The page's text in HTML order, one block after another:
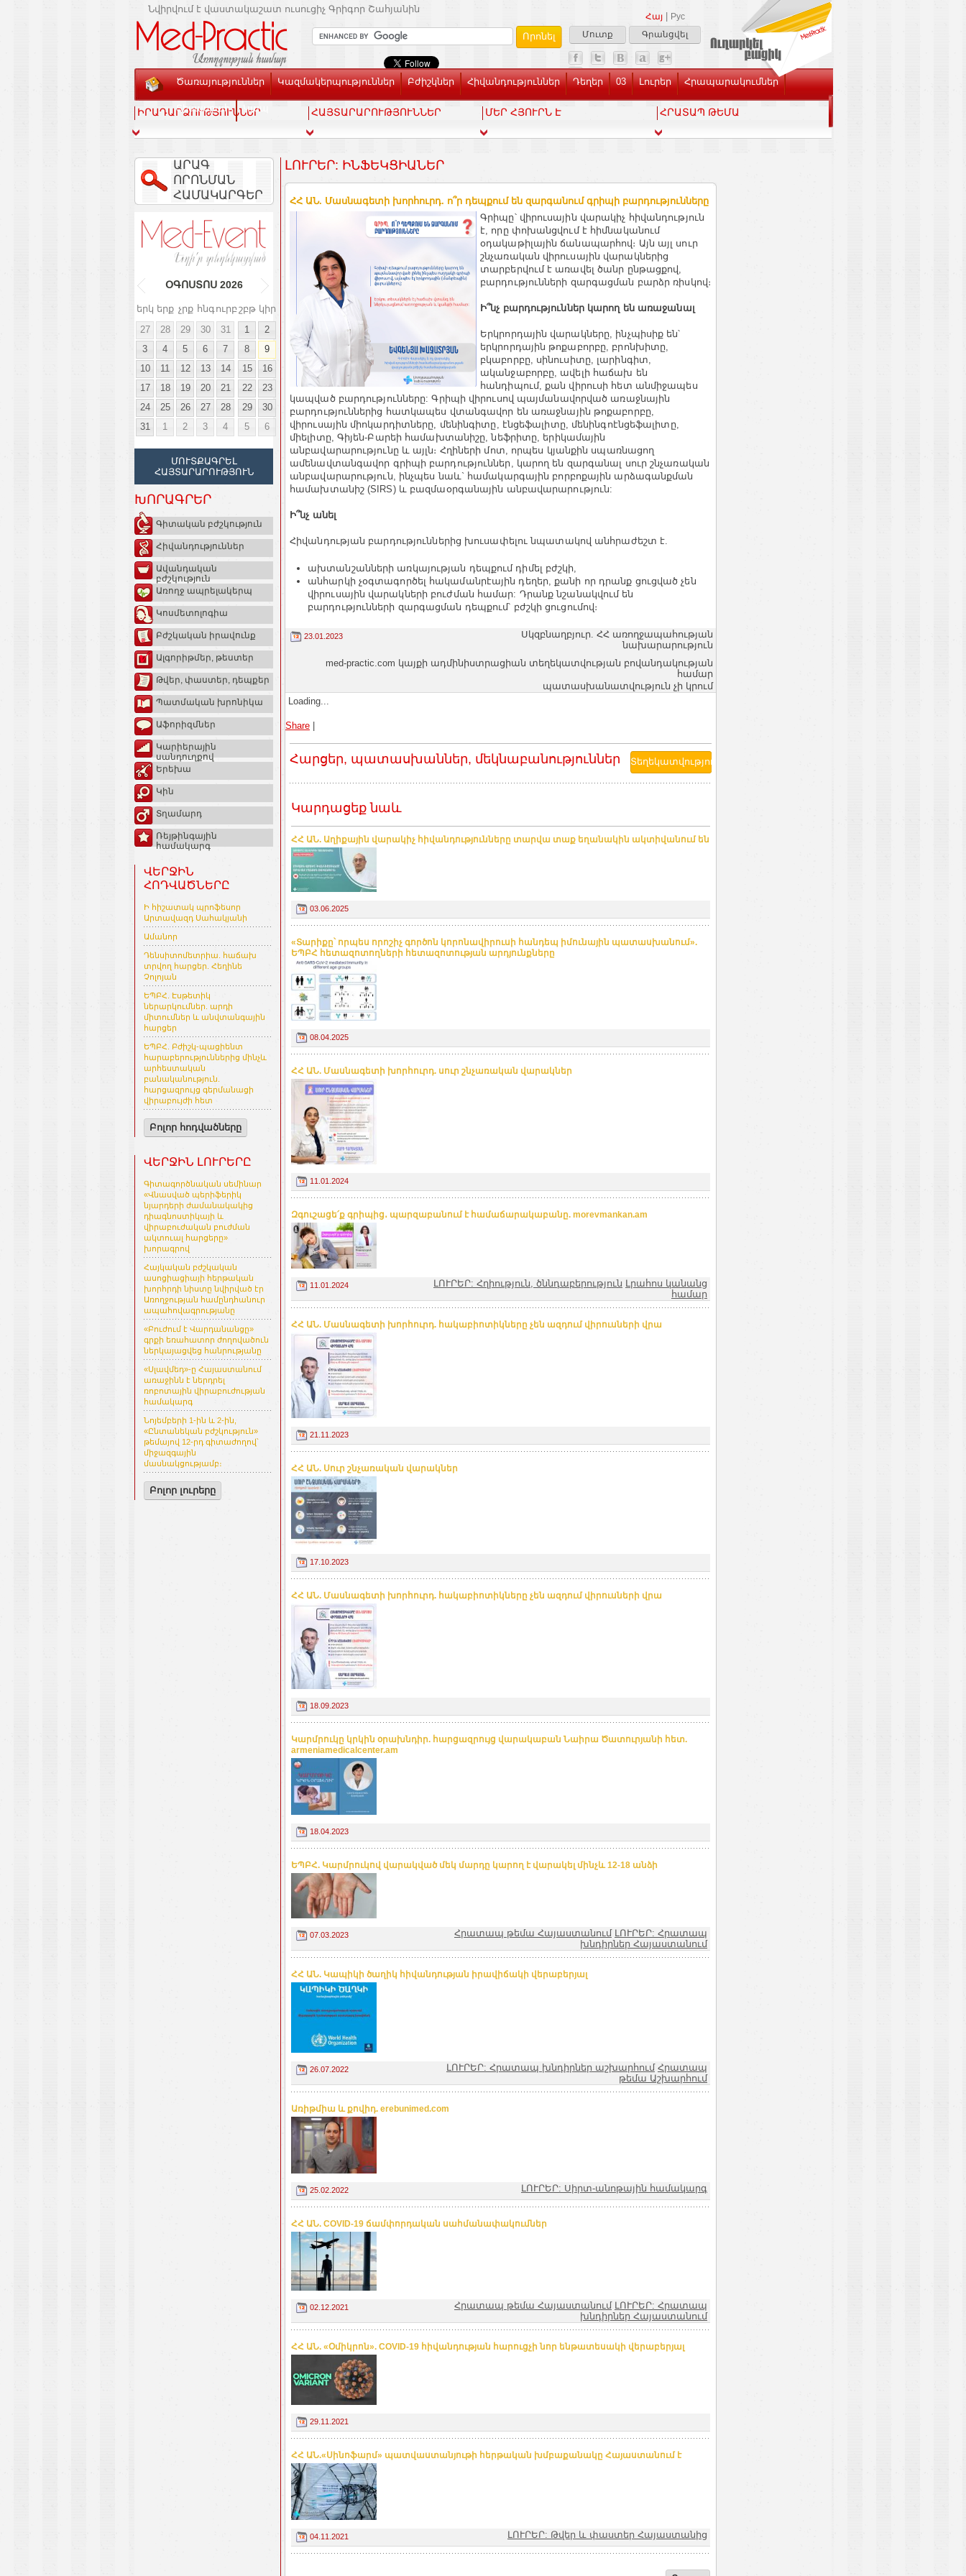
Հայ
Рус
Մուտք
Գրանցվել
Նվիրվում է վաստակաշատ ուսուցիչ Գրիգոր Շահյանին
Ծառայություններ Կազմակերպություններ Բժիշկներ Հիվանդություններ Դեղեր 03 Լուրեր Հրապարակումներ
Տեսասրահ Կապ
ԻՐԱԴԱՐՁՈՒԹՅՈՒՆՆԵՐ ՀԱՅՏԱՐԱՐՈՒԹՅՈՒՆՆԵՐ ՄԵՐ ՀՅՈՒՐՆ Է ՀՐԱՏԱՊ ԹԵՄԱ
ԱՐԱԳ
ՈՐՈՆՄԱՆ
ՀԱՄԱԿԱՐԳԵՐ
ՕԳՈՍՏՈՍ 2026
երկ երք չրք հնգուրբ շբթ կիր
27
28 29 30 31 1
2
3
4 5 6 7 8
9
10
11 12 13 14 15
16
17
18 19 20 21 22
23
24
25 26 27 28 29
30
31
1 2 3 4 5 6
ՄՈՒՏՔԱԳՐԵԼ
ՀԱՅՏԱՐԱՐՈՒԹՅՈՒՆ
ԽՈՐԱԳՐԵՐ
Գիտական բժշկություն
Հիվանդություններ
Ավանդական
բժշկություն
Առողջ ապրելակերպ
Կոսմետոլոգիա
Բժշկական իրավունք
Ալգորիթմեր, թեստեր
Թվեր, փաստեր, դեպքեր
Պատմական խրոնիկա
Աֆորիզմներ
Կարիերային
սանդուղքով
Երեխա
Կին
Տղամարդ
Ռեյթինգային
համակարգ
ՎԵՐՋԻՆ
ՀՈԴՎԱԾՆԵՐԸ
Ի հիշատակ պրոֆեսոր
Արտավազդ Սահակյանի
Ամանոր
Դենսիտոմետրիա. հաճախ
տրվող հարցեր. Հեղինե
Չոլոյան
ԵՊԲՀ. Էսթետիկ
ներարկումներ. արդի
միտումներ և անվտանգային
հարցեր
ԵՊԲՀ. Բժիշկ-պացիենտ
հարաբերություններից մինչև
արհեստական
բանականություն.
հարցազրույց գերմանացի
վիրաբույժի հետ
Բոլոր հոդվածները
ՎԵՐՋԻՆ ԼՈՒՐԵՐԸ
Գիտագործնական սեմինար
«Վնասված պերիֆերիկ
նյարդերի ժամանակակից
դիագնոստիկայի և
վիրաբուժական բուժման
ակտուալ հարցերը»
խորագրով
Հայկական բժշկական
ասոցիացիայի հերթական
խորհրդի նիստը նվիրված էր
Առողջության համընդհանուր
ապահովագրությանը
«Բուժում է Վարդանանցը»
գրքի եռահատոր ժողովածուն
ներկայացվեց հանրությանը
«Սլավմեդ»-ը Հայաստանում
առաջինն է ներդրել
ռոբոտային վիրաբուժության
համակարգ
Նոյեմբերի 1-ին և 2-ին,
«Ընտանեկան բժշկություն»
թեմայով 12-րդ գիտաժողով՝
միջազգային
մասնակցությամբ։
Բոլոր լուրերը
ԼՈՒՐԵՐ: ԻՆՖԵԿՑԻԱՆԵՐ
ՀՀ ԱՆ. Մասնագետի խորհուրդ. ո՞ր դեպքում են զարգանում գրիպի բարդությունները
Գրիպը՝ վիրուսային վարակիչ հիվանդություն
է, որը փոխանցվում է հիմնականում
օդակաթիլային ճանապարհով։ Այն այլ սուր
շնչառական վիրուսային վարակներից
տարբերվում է առավել ծանր ընթացքով,
բարդությունների զարգացման բարձր ռիսկով։
Ի՞նչ բարդություններ կարող են առաջանալ
Երկրորդային վարակները, ինչպիսիք են՝
երկրորդային թոքաբորբը, բրոնխիտը,
բկաբորբը, սինուսիտը, լարինգիտ,
ականջաբորբը, ավելի հաճախ են
հանդիպում, քան վիրուսի հետ անմիջապես
կապված բարդությունները: Գրիպի վիրուսով պայմանավորված առաջնային
բարդություններից հատկապես վտանգավոր են առաջնային թոքաբորբը,
վիրուսային միոկարդիտները, մենինգիտը, էնցեֆալիտը, մենինգոէնցեֆալիտը,
միելիտը, Գիյեն-Բարեի համախտանիշը, նեֆրիտը, երիկամային
անբավարարությունը և այլն։ Հղիների մոտ, որպես կյանքին սպառնացող
ամենավտանգավոր գրիպի բարդություններ, կարող են զարգանալ սուր շնչառական
անբավարարություն, ինչպես նաև` համակարգային բորբոքային արձագանքման
համախտանիշ (SIRS) և բազմաօրգանային անբավարարություն:
Ի՞նչ անել
Հիվանդության բարդություններից խուսափելու նպատակով անհրաժեշտ է.
ախտանշանների առկայության դեպքում դիմել բժշկի,
անհարկի չօգտագործել հակամանրէային դեղեր, քանի որ դրանք ցուցված չեն
վիրուսային վարակների բուժման համար: Դրանք նշանակվում են
բարդությունների զարգացման դեպքում՝ բժշկի ցուցումով։
23.01.2023
Սկզբնաղբյուր. ՀՀ առողջապահության
նախարարություն
med-practic.com կայքի ադմինիստրացիան տեղեկատվության բովանդակության
համար
պատասխանատվություն չի կրում
Loading...
Share
Հարցեր, պատասխաններ, մեկնաբանություններ
Կարդացեք նաև
ՀՀ ԱՆ. Աղիքային վարակիչ հիվանդությունները տարվա տաք եղանակին ակտիվանում են
03.06.2025
«Տարիքը՝ որպես որոշիչ գործոն կորոնավիրուսի հանդեպ իմունային պատասխանում».
ԵՊԲՀ հետազոտողների հետազոտության արդյունքները
08.04.2025
ՀՀ ԱՆ. Մասնագետի խորհուրդ. սուր շնչառական վարակներ
11.01.2024
Զգուշացե՛ք գրիպից․ պարզաբանում է համաճարակաբանը. morevmankan.am
11.01.2024 ԼՈՒՐԵՐ: Հղիություն, ծննդաբերություն Լրահոս կանանց
համար
ՀՀ ԱՆ. Մասնագետի խորհուրդ. հակաբիոտիկները չեն ազդում վիրուսների վրա
21.11.2023
ՀՀ ԱՆ. Սուր շնչառական վարակներ
17.10.2023
ՀՀ ԱՆ. Մասնագետի խորհուրդ. հակաբիոտիկները չեն ազդում վիրուսների վրա
18.09.2023
Կարմրուկը կրկին օրախնդիր. հարցազրույց վարակաբան Նաիրա Ծատուրյանի հետ.
armeniamedicalcenter.am
18.04.2023
ԵՊԲՀ. Կարմրուկով վարակված մեկ մարդը կարող է վարակել մինչև 12-18 անձի
07.03.2023 Հրատապ թեմա Հայաստանում ԼՈՒՐԵՐ: Հրատապ
խնդիրներ Հայաստանում
ՀՀ ԱՆ. Կապիկի ծաղիկ հիվանդության իրավիճակի վերաբերյալ
26.07.2022 ԼՈՒՐԵՐ: Հրատապ խնդիրներ աշխարհում Հրատապ
թեմա Աշխարհում
Առիթմիա և քովիդ. erebunimed.com
25.02.2022 ԼՈՒՐԵՐ: Սիրտ-անոթային համակարգ
ՀՀ ԱՆ. COVID-19 ճամփորդական սահմանափակումներ
02.12.2021 Հրատապ թեմա Հայաստանում ԼՈՒՐԵՐ: Հրատապ
խնդիրներ Հայաստանում
ՀՀ ԱՆ. «Օմիկրոն». COVID-19 հիվանդության հարուցչի նոր ենթատեսակի վերաբերյալ
29.11.2021
ՀՀ ԱՆ.«Սինոֆարմ» պատվաստանյութի հերթական խմբաքանակը Հայաստանում է
04.11.2021 ԼՈՒՐԵՐ: Թվեր և փաստեր Հայաստանից